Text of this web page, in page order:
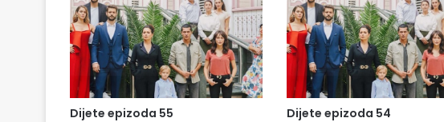
Dijete epizoda 55 Dijete epizoda 54